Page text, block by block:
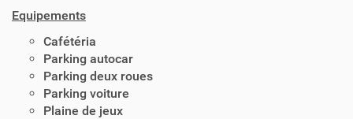
Equipements
Cafétéria
Parking autocar
Parking deux roues
Parking voiture
Plaine de jeux